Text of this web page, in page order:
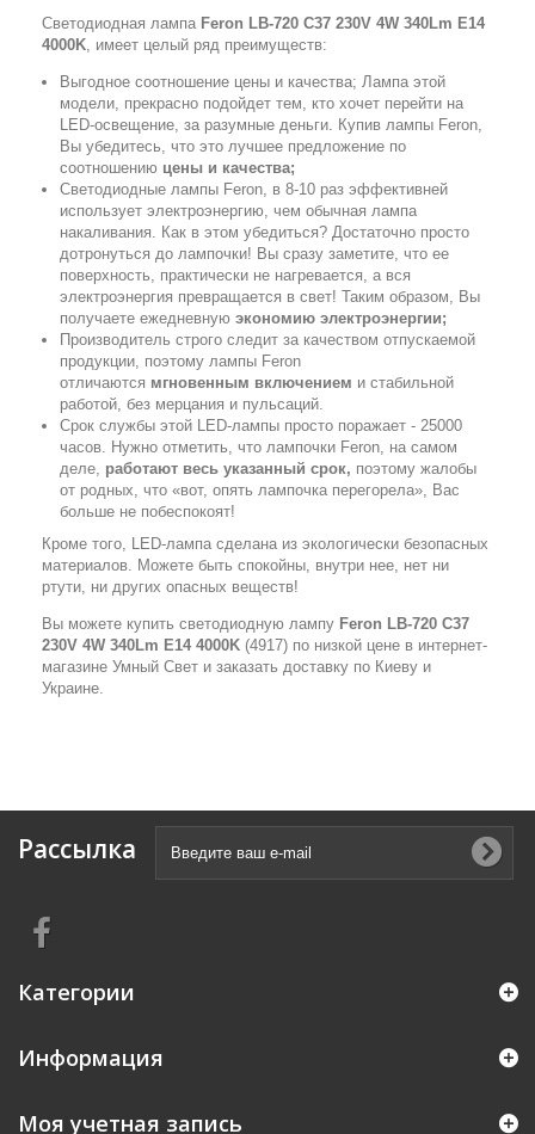
Светодиодная лампа Feron LB-720 C37 230V 4W 340Lm E14
4000K, имеет целый ряд преимуществ:
Выгодное соотношение цены и качества; Лампа этой
модели, прекрасно подойдет тем, кто хочет перейти на
LED-освещение, за разумные деньги. Купив лампы Feron,
Вы убедитесь, что это лучшее предложение по
соотношению цены и качества;
Светодиодные лампы Feron, в 8-10 раз эффективней
использует электроэнергию, чем обычная лампа
накаливания. Как в этом убедиться? Достаточно просто
дотронуться до лампочки! Вы сразу заметите, что ее
поверхность, практически не нагревается, а вся
электроэнергия превращается в свет! Таким образом, Вы
получаете ежедневную экономию электроэнергии;
Производитель строго следит за качеством отпускаемой
продукции, поэтому лампы Feron
отличаются мгновенным включением и стабильной
работой, без мерцания и пульсаций.
Срок службы этой LED-лампы просто поражает - 25000
часов. Нужно отметить, что лампочки Feron, на самом
деле, работают весь указанный срок, поэтому жалобы
от родных, что «вот, опять лампочка перегорела», Вас
больше не побеспокоят!
Кроме того, LED-лампа сделана из экологически безопасных
материалов. Можете быть спокойны, внутри нее, нет ни
ртути, ни других опасных веществ!
Вы можете купить светодиодную лампу Feron LB-720 C37
230V 4W 340Lm E14 4000K (4917) по низкой цене в интернет-
магазине Умный Свет и заказать доставку по Киеву и
Украине.
Рассылка
Категории
Информация
Моя учетная запись